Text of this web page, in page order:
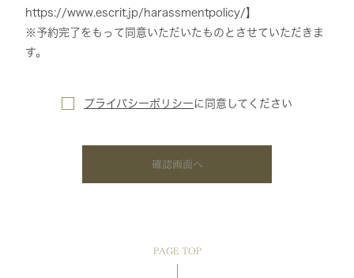
https://www.escrit.jp/harassmentpolicy/】
※予約完了をもって同意いただいたものとさせていただきま
す。
プライバシーポリシー に 同意してください
確認画面へ
PAGE TOP